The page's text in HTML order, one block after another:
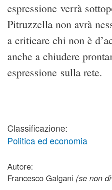
espressione verrà
Pitruzzella non avrà
a criticare chi non è
anche a chiudere
espressione sulla rete.
Classificazione:
Politica ed economia
Autore:
Francesco Galgani (se non